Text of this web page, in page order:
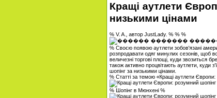
Кращі аутлети
низькими цінами
% V. A., автор JustLady. % % %
% Своєю появою аутлети зобов'язані
розпродавати одяг минулих сезонів, щоб
величезні торгові площі, куди звозиться
також активно процвітають аутлети, куди
шопінг за низькими цінами.
% Статті за темою «Кращі аутлети
% Шопінг в Мюнхені %